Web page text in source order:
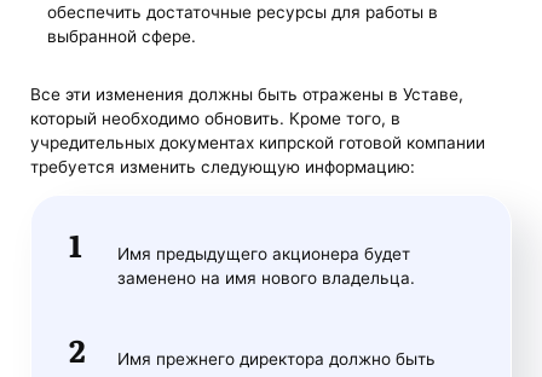
обеспечить достаточные ресурсы для работы в
выбранной сфере.
Все эти изменения должны быть отражены в Уставе,
который необходимо обновить. Кроме того, в
учредительных документах кипрской готовой компании
требуется изменить следующую информацию:
Имя предыдущего акционера будет
заменено на имя нового владельца.
Имя прежнего директора должно быть